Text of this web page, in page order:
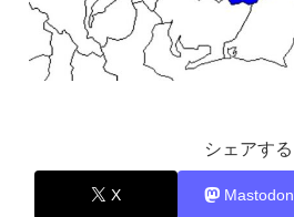
シェアする
X Mastodon